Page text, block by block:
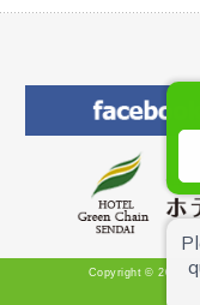
Copyright © 2026